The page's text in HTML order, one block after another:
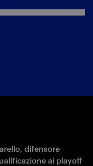
difensore
ai playoff